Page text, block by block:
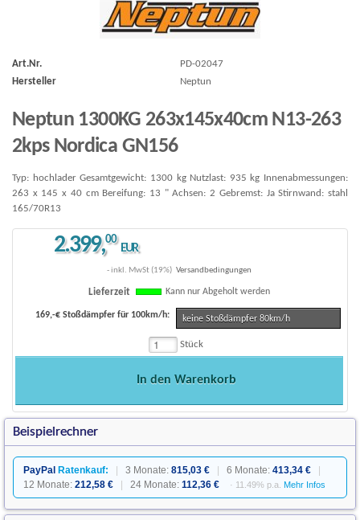
Art.Nr.
PD-02047
Hersteller
Neptun
Neptun 1300KG 263x145x40cm N13-263
2kps Nordica GN156
Typ: hochlader Gesamtgewicht: 1300 kg Nutzlast: 935 kg Innenabmessungen:
263 x 145 x 40 cm Bereifung: 13 " Achsen: 2 Gebremst: Ja Stirnwand: stahl
165/70R13
2.399,00
EUR
- inkl. MwSt (19%) Versandbedingungen
Lieferzeit Kann nur Abgeholt werden
169,-€ Stoßdämpfer für 100km/h: keine Stoßdämpfer 80km/h
Stück
In den Warenkorb
Beispielrechner
PayPal Ratenkauf: | 3 Monate: 815,03 € | 6 Monate: 413,34 €
|
12 Monate: 212,58 € | 24 Monate: 112,36 € · 11.49% p.a. Mehr Infos